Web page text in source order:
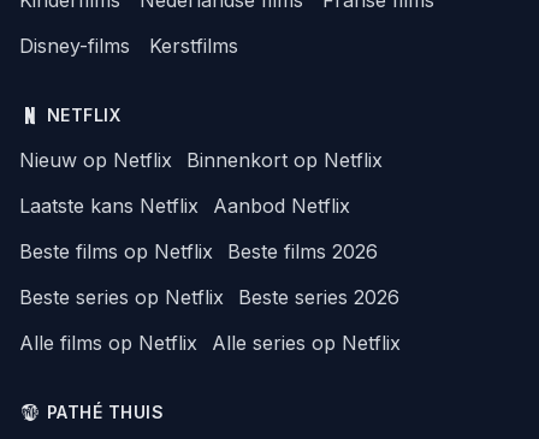
Disney-films
Kerstfilms
NETFLIX
Nieuw op Netflix
Binnenkort op Netflix
Laatste kans Netflix
Aanbod Netflix
Beste films op Netflix
Beste films 2026
Beste series op Netflix
Beste series 2026
Alle films op Netflix
Alle series op Netflix
PATHÉ THUIS